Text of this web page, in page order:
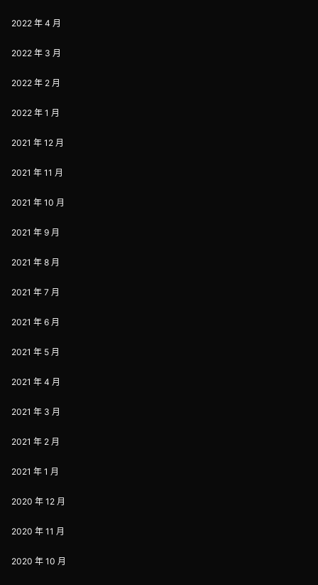
2022 年 4 月
2022 年 3 月
2022 年 2 月
2022 年 1 月
2021 年 12 月
2021 年 11 月
2021 年 10 月
2021 年 9 月
2021 年 8 月
2021 年 7 月
2021 年 6 月
2021 年 5 月
2021 年 4 月
2021 年 3 月
2021 年 2 月
2021 年 1 月
2020 年 12 月
2020 年 11 月
2020 年 10 月